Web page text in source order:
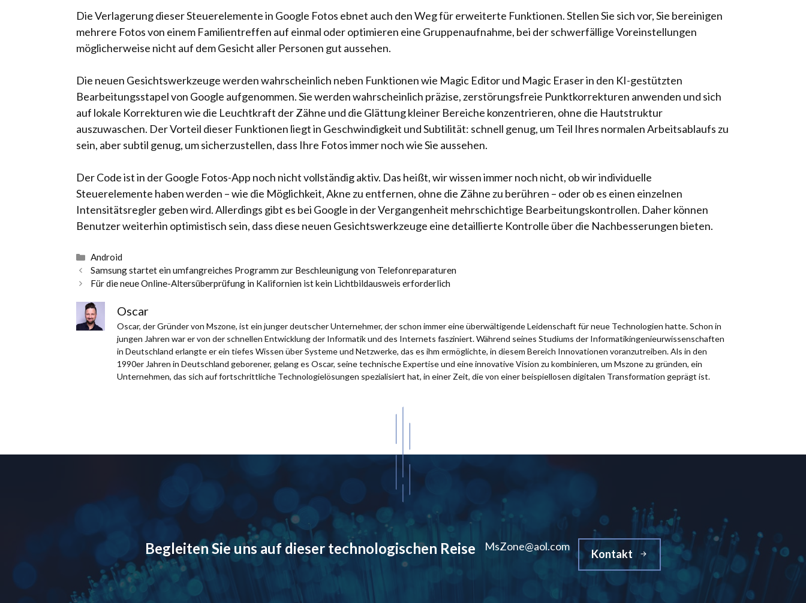
Die Verlagerung dieser Steuerelemente in Google Fotos ebnet auch den Weg für erweiterte Funktionen. Stellen Sie sich vor, Sie bereinigen
mehrere Fotos von einem Familientreffen auf einmal oder optimieren eine Gruppenaufnahme, bei der schwerfällige Voreinstellungen
möglicherweise nicht auf dem Gesicht aller Personen gut aussehen.
Die neuen Gesichtswerkzeuge werden wahrscheinlich neben Funktionen wie Magic Editor und Magic Eraser in den KI-gestützten
Bearbeitungsstapel von Google aufgenommen. Sie werden wahrscheinlich präzise, ​​zerstörungsfreie Punktkorrekturen anwenden und sich
auf lokale Korrekturen wie die Leuchtkraft der Zähne und die Glättung kleiner Bereiche konzentrieren, ohne die Hautstruktur
auszuwaschen. Der Vorteil dieser Funktionen liegt in Geschwindigkeit und Subtilität: schnell genug, um Teil Ihres normalen Arbeitsablaufs zu
sein, aber subtil genug, um sicherzustellen, dass Ihre Fotos immer noch wie Sie aussehen.
Der Code ist in der Google Fotos-App noch nicht vollständig aktiv. Das heißt, wir wissen immer noch nicht, ob wir individuelle
Steuerelemente haben werden – wie die Möglichkeit, Akne zu entfernen, ohne die Zähne zu berühren – oder ob es einen einzelnen
Intensitätsregler geben wird. Allerdings gibt es bei Google in der Vergangenheit mehrschichtige Bearbeitungskontrollen. Daher können
Benutzer weiterhin optimistisch sein, dass diese neuen Gesichtswerkzeuge eine detaillierte Kontrolle über die Nachbesserungen bieten.
Kategorien
Android
Samsung startet ein umfangreiches Programm zur Beschleunigung von Telefonreparaturen
Für die neue Online-Altersüberprüfung in Kalifornien ist kein Lichtbildausweis erforderlich
Oscar
Oscar, der Gründer von Mszone, ist ein junger deutscher Unternehmer, der schon immer eine überwältigende Leidenschaft für neue Technologien hatte. Schon in
jungen Jahren war er von der schnellen Entwicklung der Informatik und des Internets fasziniert. Während seines Studiums der Informatikingenieurwissenschaften
in Deutschland erlangte er ein tiefes Wissen über Systeme und Netzwerke, das es ihm ermöglichte, in diesem Bereich Innovationen voranzutreiben. Als in den
1990er Jahren in Deutschland geborener, gelang es Oscar, seine technische Expertise und eine innovative Vision zu kombinieren, um Mszone zu gründen, ein
Unternehmen, das sich auf fortschrittliche Technologielösungen spezialisiert hat, in einer Zeit, die von einer beispiellosen digitalen Transformation geprägt ist.
Begleiten Sie uns auf dieser technologischen Reise MsZone@aol.com
Kontakt